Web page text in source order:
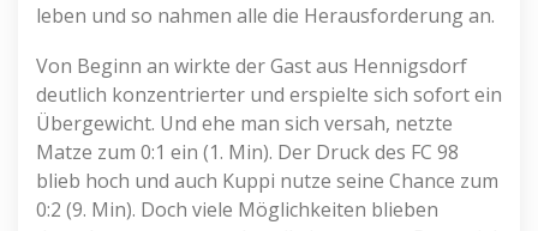
leben und so nahmen alle die Herausforderung an.
Von Beginn an wirkte der Gast aus Hennigsdorf
deutlich konzentrierter und erspielte sich sofort ein
Übergewicht. Und ehe man sich versah, netzte
Matze zum 0:1 ein (1. Min). Der Druck des FC 98
blieb hoch und auch Kuppi nutze seine Chance zum
0:2 (9. Min). Doch viele Möglichkeiten blieben